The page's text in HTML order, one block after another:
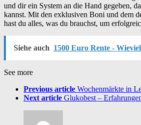
und dir ein System an die Hand gegeben,
kannst. Mit den exklusiven Boni und dem
hast du alles, was du brauchst, um
Siehe auch 1500 Euro Rente -
See more
Previous article Wochenmärkte in
Next article Glukobest –